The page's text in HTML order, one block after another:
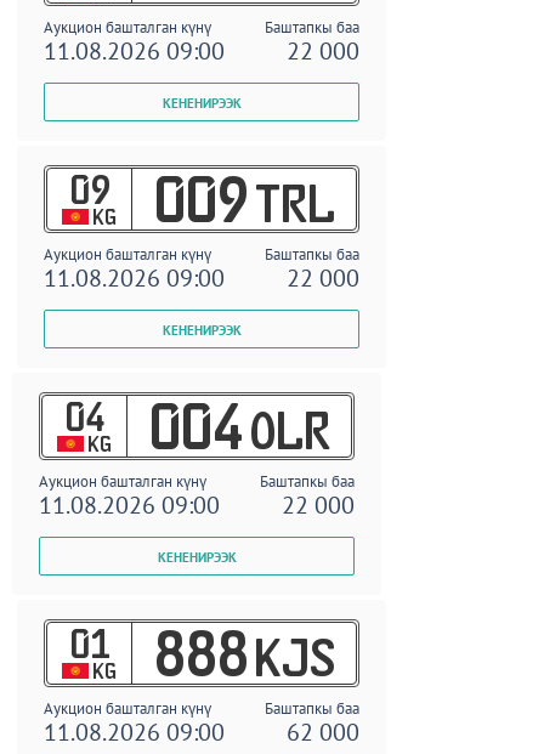
Аукцион башталган күнү Баштапкы баа
11.08.2026 09:00 22 000
09
KG 009 TRL
Аукцион башталган күнү Баштапкы баа
11.08.2026 09:00 22 000
04
KG 004 OLR
Аукцион башталган күнү Баштапкы баа
11.08.2026 09:00 22 000
01
KG 888 KJS
Аукцион башталган күнү Баштапкы баа
11.08.2026 09:00 62 000